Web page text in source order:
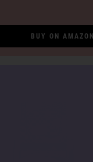
BUY ON AMAZON